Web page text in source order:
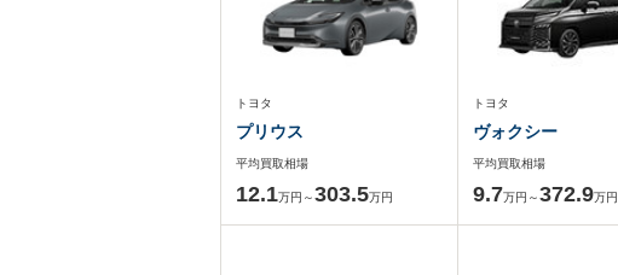
トヨタ
プリウス
平均買取相場
12.1万円～303.5万円
トヨタ
ヴォクシー
平均買取相場
9.7万円～372.9万円